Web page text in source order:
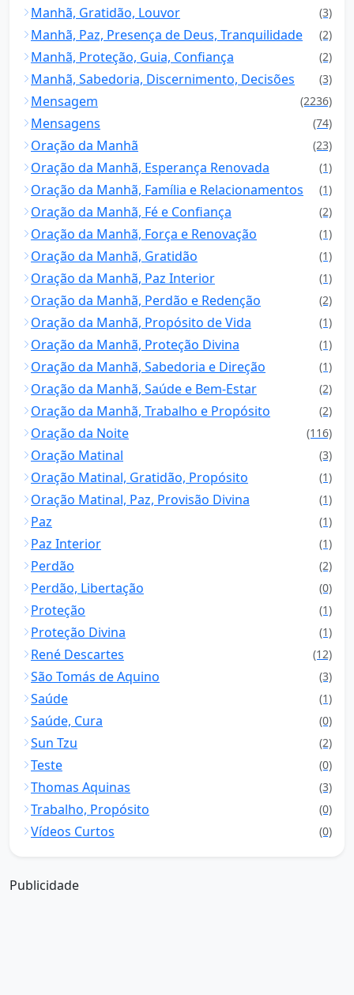
Manhã, Gratidão, Louvor (3)
Manhã, Paz, Presença de Deus, Tranquilidade (2)
Manhã, Proteção, Guia, Confiança (2)
Manhã, Sabedoria, Discernimento, Decisões (3)
Mensagem (2236)
Mensagens (74)
Oração da Manhã (23)
Oração da Manhã, Esperança Renovada (1)
Oração da Manhã, Família e Relacionamentos (1)
Oração da Manhã, Fé e Confiança (2)
Oração da Manhã, Força e Renovação (1)
Oração da Manhã, Gratidão (1)
Oração da Manhã, Paz Interior (1)
Oração da Manhã, Perdão e Redenção (2)
Oração da Manhã, Propósito de Vida (1)
Oração da Manhã, Proteção Divina (1)
Oração da Manhã, Sabedoria e Direção (1)
Oração da Manhã, Saúde e Bem-Estar (2)
Oração da Manhã, Trabalho e Propósito (2)
Oração da Noite (116)
Oração Matinal (3)
Oração Matinal, Gratidão, Propósito (1)
Oração Matinal, Paz, Provisão Divina (1)
Paz (1)
Paz Interior (1)
Perdão (2)
Perdão, Libertação (0)
Proteção (1)
Proteção Divina (1)
René Descartes (12)
São Tomás de Aquino (3)
Saúde (1)
Saúde, Cura (0)
Sun Tzu (2)
Teste (0)
Thomas Aquinas (3)
Trabalho, Propósito (0)
Vídeos Curtos (0)
Publicidade